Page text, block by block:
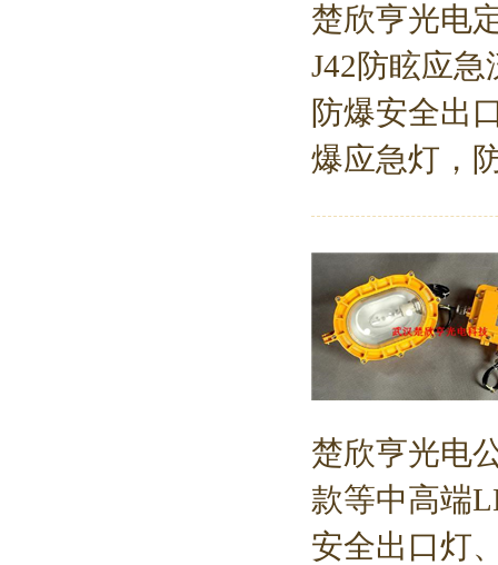
楚欣亨光电
J42防眩应
防爆安全出
爆应急灯，
楚欣亨光电
款等中高端
安全出口灯